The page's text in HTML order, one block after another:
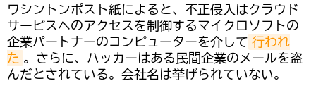
ワシントンポスト紙によると、不正侵入はクラウド
サービスへのアクセスを制御するマイクロソフトの
企業パートナーのコンピューターを介して 行われ
た 。さらに、ハッカーはある民間企業のメールを盗
んだとされている。会社名は挙げられていない。